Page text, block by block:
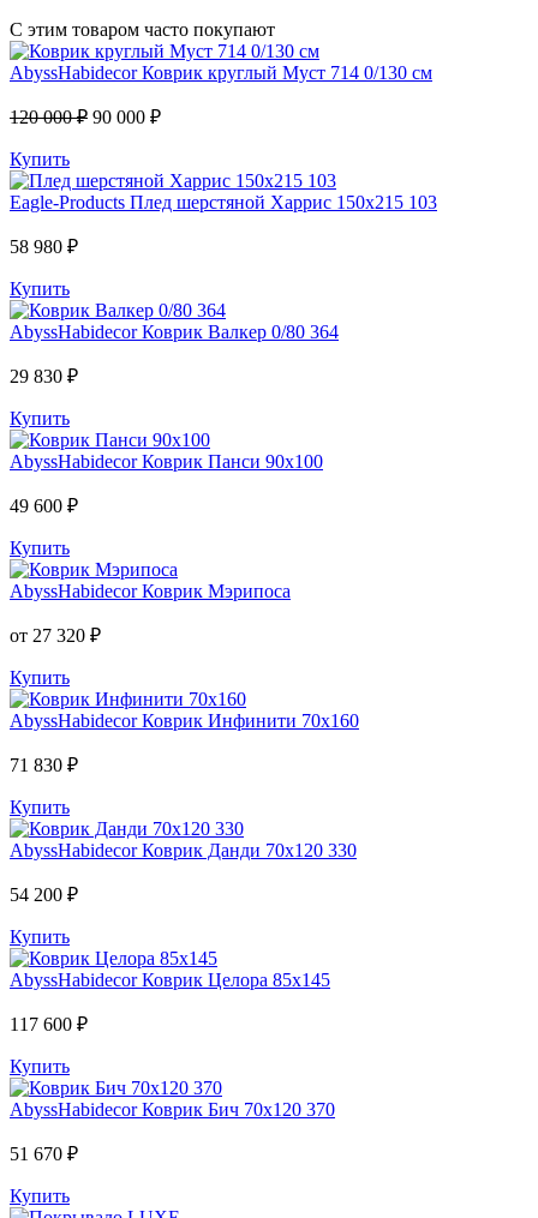
С этим товаром часто покупают
AbyssHabidecor Коврик круглый Муст 714 0/130 см
120 000 ₽ 90 000 ₽
Купить
Eagle-Products Плед шерстяной Харрис 150х215 103
58 980 ₽
Купить
AbyssHabidecor Коврик Валкер 0/80 364
29 830 ₽
Купить
AbyssHabidecor Коврик Панси 90х100
49 600 ₽
Купить
AbyssHabidecor Коврик Мэрипоса
от 27 320 ₽
Купить
AbyssHabidecor Коврик Инфинити 70х160
71 830 ₽
Купить
AbyssHabidecor Коврик Данди 70х120 330
54 200 ₽
Купить
AbyssHabidecor Коврик Целора 85х145
117 600 ₽
Купить
AbyssHabidecor Коврик Бич 70х120 370
51 670 ₽
Купить